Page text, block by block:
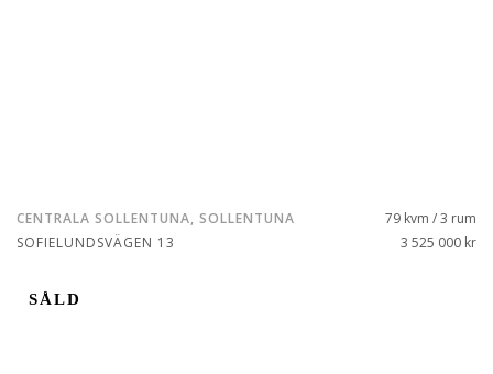
CENTRALA SOLLENTUNA, SOLLENTUNA
SOFIELUNDSVÄGEN 13
79 kvm / 3 rum
3 525 000 kr
SÅLD